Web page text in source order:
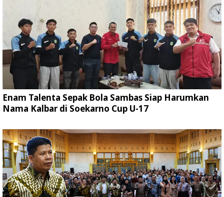
Enam Talenta Sepak Bola Sambas Siap Harumkan
Nama Kalbar di Soekarno Cup U-17